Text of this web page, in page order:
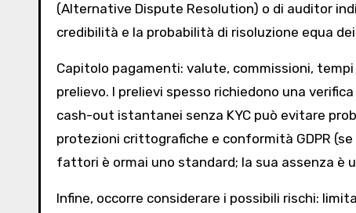
(Alternative Dispute Resolution) o di auditor
credibilità e la probabilità di risoluzione equa
Capitolo pagamenti: valute, commissioni,
prelievo. I prelievi spesso richiedono una
cash-out istantanei senza KYC può evitare
protezioni crittografiche e conformità GDPR
fattori è ormai uno standard; la sua assenza è
Infine, occorre considerare i possibili rischi: